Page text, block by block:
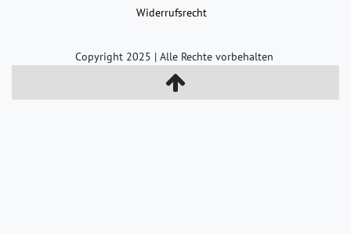
Widerrufs­recht
Copyright 2025 | Alle Rechte vorbehalten